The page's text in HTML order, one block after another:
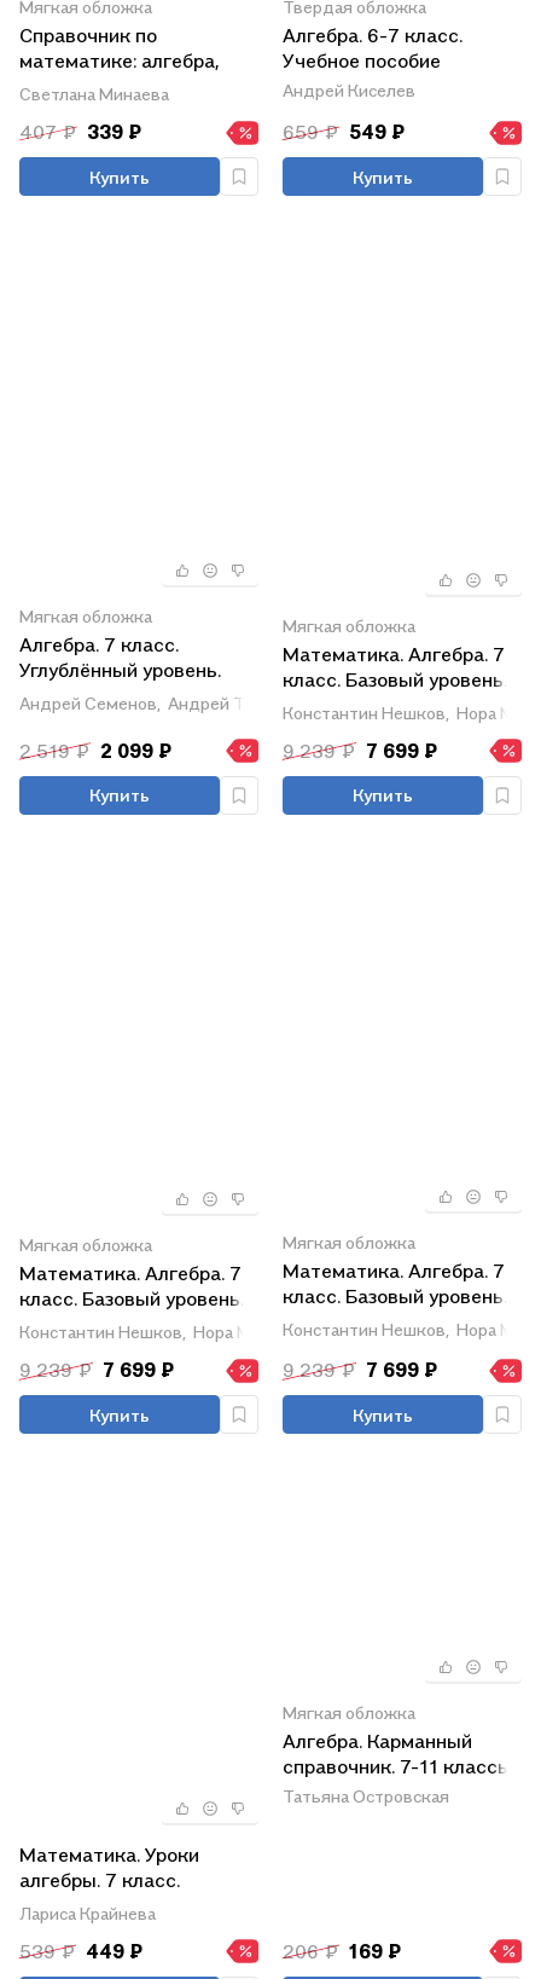
Мягкая обложка
Справочник по
математике: алгебра,
геометрия. 7-9 классы
Светлана Минаева
407 ₽ 339 ₽
Купить
Твердая обложка
Алгебра. 6-7 класс.
Учебное пособие
Андрей Киселев
659 ₽ 549 ₽
Купить
Мягкая обложка
Алгебра. 7 класс.
Углублённый уровень.
Учебное пособие. ФГОС
2021
Андрей Семенов, Андрей Трепалин, Иван Ященко
2 519 ₽ 2 099 ₽
Купить
Мягкая обложка
Математика. Алгебра. 7
класс. Базовый уровень.
Учебное пособие. В трех
частях. Часть 1 (для
слабовидящих
обучающихся). ФГОС
2021
Константин Нешков, Нора
9 239 ₽ 7 699 ₽
Купить
Мягкая обложка
Математика. Алгебра. 7
класс. Базовый уровень.
Учебное пособие. В трех
слабовидящих
обучающихся). ФГОС
2021
Константин Нешков, Нора Миндюк, Юрий Макарычев
9 239 ₽ 7 699 ₽
Купить
Мягкая обложка
Математика. Алгебра. 7
класс. Базовый уровень.
Учебное пособие. В трех
частях. Часть 3 (для
слабовидящих
обучающихся). ФГОС
Константин Нешков, Нора
9 239 ₽ 7 699 ₽
Купить
Математика. Уроки
алгебры. 7 класс.
Базовый уровень.
Учебное пособие
Лариса Крайнева
539 ₽ 449 ₽
Мягкая обложка
Алгебра. Карманный
справочник. 7-11 классы
Татьяна Островская
206 ₽ 169 ₽